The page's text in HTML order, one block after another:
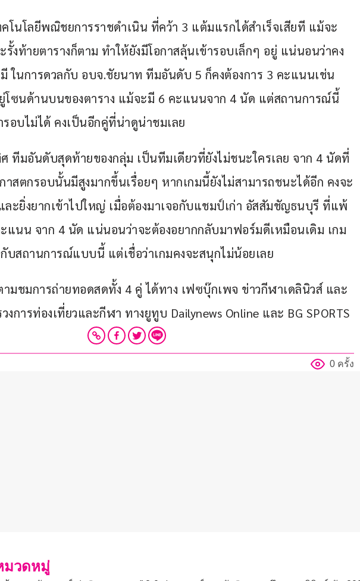
โนโลยีพณิชยการราชดำเนิน ที่คว้า 3 แต้มแรกได้สำเร็จเสียที แม้จะ
งท้ายตารางก็ตาม ทำให้ยังมีโอกาสลุ้นเข้ารอบเล็กๆ อยู่ แน่นอนว่าคง
ในการดวลกับ อบจ.ชัยนาท ทีมอันดับ 5 ก็คงต้องการ 3 คะแนนเช่น
โซนด้านบนของตาราง แม้จะมี 6 คะแนนจาก 4 นัด แต่สถานการณ์นี้
รอบไม่ได้ คงเป็นอีกคู่ที่น่าดูน่าชมเลย
ทีมอันดับสุดท้ายของกลุ่ม เป็นทีมเดียวที่ยังไม่ชนะใครเลย จาก 4 นัดที่
าสตกรอบนั้นมีสูงมากขึ้นเรื่อยๆ หากเกมนี้ยังไม่สามารถชนะได้อีก คงจะ
ละยิ่งยากเข้าไปใหญ่ เมื่อต้องมาเจอกับแชมป์เก่า อัสสัมชัญธนบุรี ที่แพ้
แนน จาก 4 นัด แน่นอนว่าจะต้องอยากกลับมาฟอร์มดีเหมือนเดิม เกม
สถานการณ์แบบนี้ แต่เชื่อว่าเกมคงจะสนุกไม่น้อยเลย
ชมการถ่ายทอดสดทั้ง 4 คู่ ได้ทาง เฟซบุ๊กเพจ ข่าวกีฬาเดลินิวส์ และ
การท่องเที่ยวและกีฬา ทางยูทูบ Dailynews Online และ BG SPORTS
0 ครั้ง
มวดหมู่